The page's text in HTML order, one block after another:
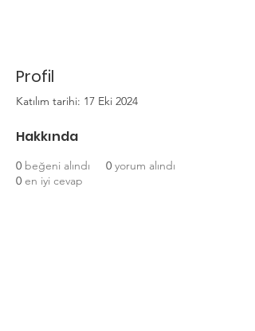
Profil
Katılım tarihi: 17 Eki 2024
Hakkında
0 beğeni alındı 0 yorum alındı
0 en iyi cevap